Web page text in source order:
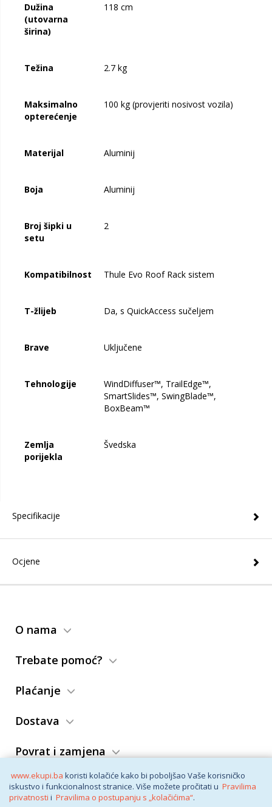
www.ekupi.ba koristi kolačiće kako bi poboljšao Vaše korisničko
iskustvo i funkcionalnost stranice. Više možete pročitati u Pravilima
privatnosti i Pravilima o postupanju s „kolačićima“.
Dužina
(utovarna
širina)
118 cm
Težina 2.7 kg
Maksimalno
opterećenje
100 kg (provjeriti nosivost vozila)
Materijal Aluminij
Boja Aluminij
Broj šipki u
setu
2
Kompatibilnost Thule Evo Roof Rack sistem
T-žlijeb Da, s QuickAccess sučeljem
Brave Uključene
Tehnologije
WindDiffuser™, TrailEdge™,
SmartSlides™, SwingBlade™,
BoxBeam™
Zemlja
porijekla
Švedska
Specifikacije
Ocjene
O nama
Trebate pomoć?
Plaćanje
Dostava
Povrat i zamjena
Opći uslovi